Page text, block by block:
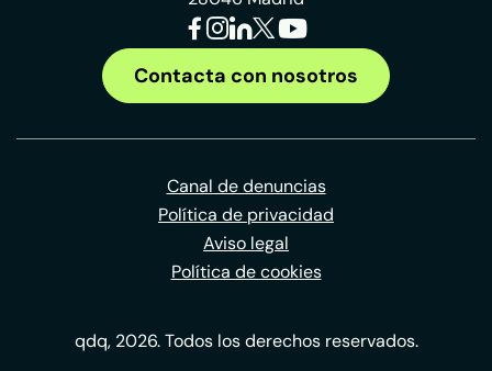
Contacta con nosotros
Canal de denuncias
Política de privacidad
Aviso legal
Política de cookies
qdq, 2026. Todos los derechos reservados.